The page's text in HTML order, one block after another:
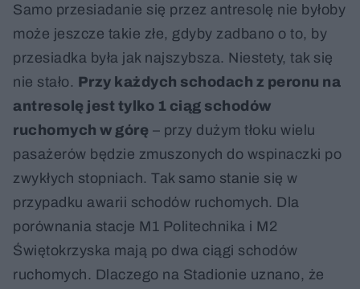
Samo przesiadanie się przez antresolę nie byłoby
może jeszcze takie złe, gdyby zadbano o to, by
przesiadka była jak najszybsza. Niestety, tak się
nie stało. Przy każdych schodach z peronu na
antresolę jest tylko 1 ciąg schodów
ruchomych w górę – przy dużym tłoku wielu
pasażerów będzie zmuszonych do wspinaczki po
zwykłych stopniach. Tak samo stanie się w
przypadku awarii schodów ruchomych. Dla
porównania stacje M1 Politechnika i M2
Świętokrzyska mają po dwa ciągi schodów
ruchomych. Dlaczego na Stadionie uznano, że